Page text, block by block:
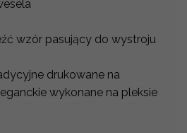
wzór pasujący do wystroju
drukowane na
wykonane na pleksie